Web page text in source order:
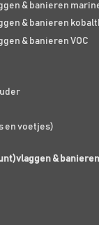
& banieren
& banieren
& banieren VOC
en voetjes)
& banieren